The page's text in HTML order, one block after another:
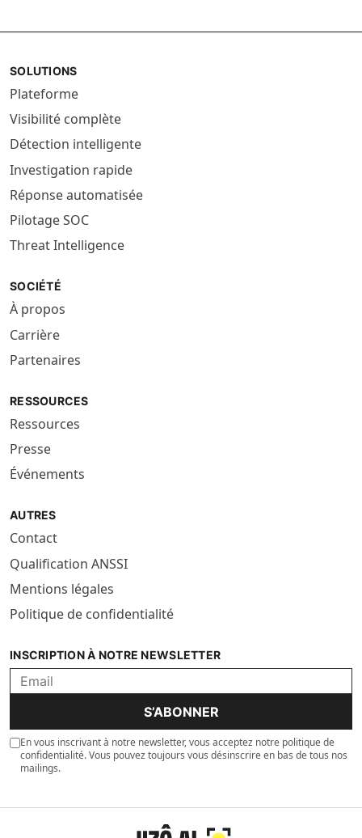
SOLUTIONS
Plateforme
Visibilité complète
Détection intelligente
Investigation rapide
Réponse automatisée
Pilotage SOC
Threat Intelligence
SOCIÉTÉ
À propos
Carrière
Partenaires
RESSOURCES
Ressources
Presse
Événements
AUTRES
Contact
Qualification ANSSI
Mentions légales
Politique de confidentialité
INSCRIPTION À NOTRE NEWSLETTER
S’ABONNER
En vous inscrivant à notre newsletter, vous acceptez notre politique de
confidentialité. Vous pouvez toujours vous désinscrire en bas de tous nos
mailings.